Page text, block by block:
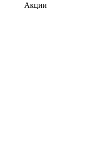
Акции